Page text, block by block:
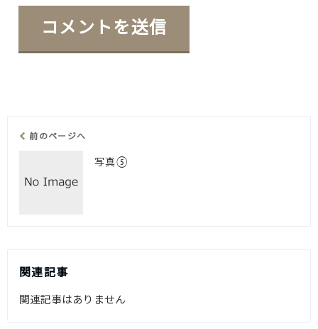
前のページへ
写真⑤
関連記事
関連記事はありません